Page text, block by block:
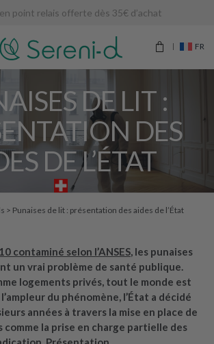
point relais offerte dès 35€ d’achat
FR
DE LIT :
DES
DE L’ÉTAT
> Punaises de lit : présentation des aides de l’État
contaminé selon l’ANSES, les punaises
un vrai problème de santé publique.
logements privés, tout le monde est
du phénomène, l’État a décidé
années à travers la mise en place de
la prise en charge partielle des